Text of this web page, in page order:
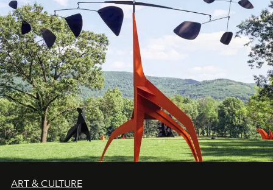
ART & CULTURE